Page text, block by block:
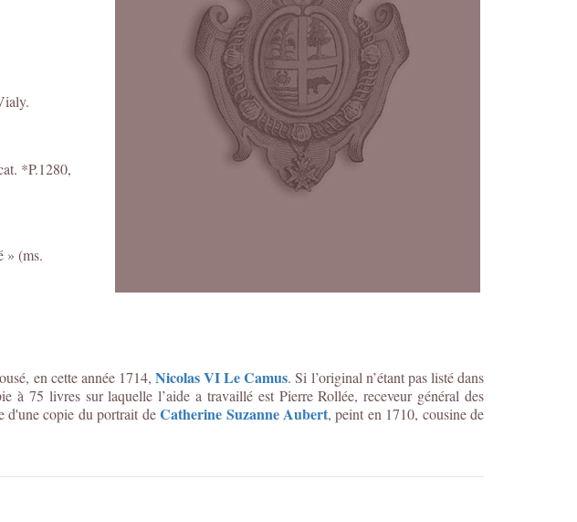
*P.1280,
» (ms.
en cette année 1714, Nicolas VI Le Camus. Si l’original n’étant pas listé dans
75 livres sur laquelle l’aide a travaillé est Pierre Rollée, receveur général des
d'une copie du portrait deCatherine Suzanne Aubert, peint en 1710, cousine de